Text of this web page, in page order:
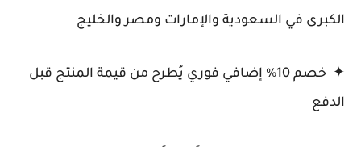
الكبرى في السعودية والإمارات ومصر والخليج
✦ خصم 10% إضافي فوري يُطرح من قيمة المنتج قبل
الدفع